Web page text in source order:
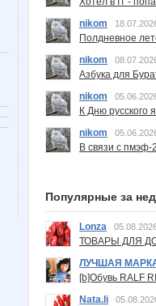
nikom
Полдневное
nikom
Азбука для
nikom
К Дню русского
nikom
В связи с пмэф-
Популярные за
Lonza
ТОВАРЫ ДЛЯ
ЛУЧШАЯ
[b]Обувь RALF
Nata.li